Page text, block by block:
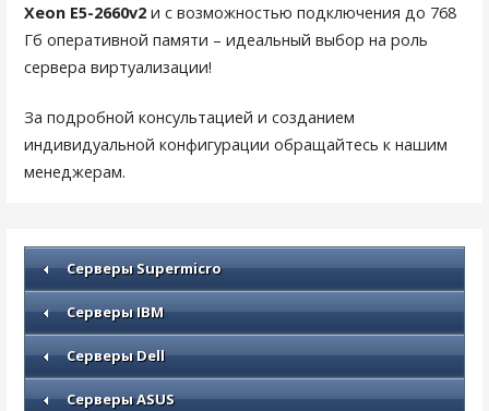
Xeon E5-2660v2 и с возможностью подключения до 768
Гб оперативной памяти – идеальный выбор на роль
сервера виртуализации!
За подробной консультацией и созданием
индивидуальной конфигурации обращайтесь к нашим
менеджерам.
Серверы Supermicro
Серверы IBM
Серверы Dell
Серверы ASUS